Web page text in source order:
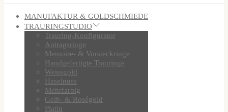
MANUFAKTUR & GOLDSCHMIEDE
TRAURINGSTUDIO
Trauring-Konfigurator
Antragsringe
Memoire- & Vorsteckringe
Handgefertigte Trauringe
Weissgold
Haselnuss
Mehrfarbig
Gelb- & Roségold
Platin